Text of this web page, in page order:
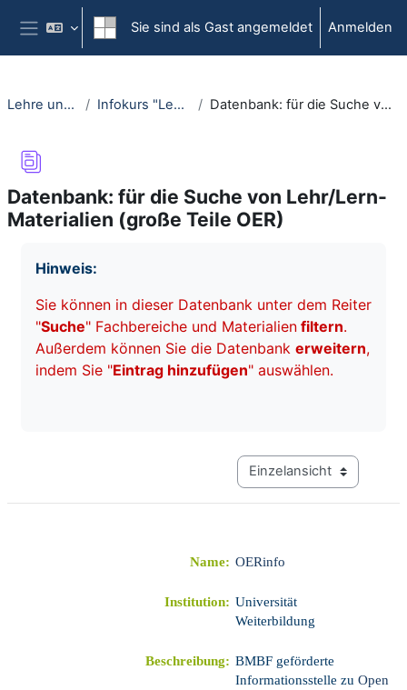
Zum Hauptinhalt
Website-Übersicht
Sie sind als Gast angemeldet Anmelden
Lehre und Lernen öffnen Infokurs "Lehre und Lernen öffnen" Datenbank: für die Suche von Lehr/Lern-Materialien (große Teile OER)
Datenbank: für die Suche von Lehr/Lern-
Materialien (große Teile OER)
Hinweis:
Sie können in dieser Datenbank unter dem Reiter
"Suche" Fachbereiche und Materialien filtern.
Außerdem können Sie die Datenbank erweitern,
indem Sie "Eintrag hinzufügen" auswählen.
Modus Tertiärnavigation
Name: OERinfo
Institution: Universität
Weiterbildung
Beschreibung: BMBF geförderte
Informationsstelle zu Open